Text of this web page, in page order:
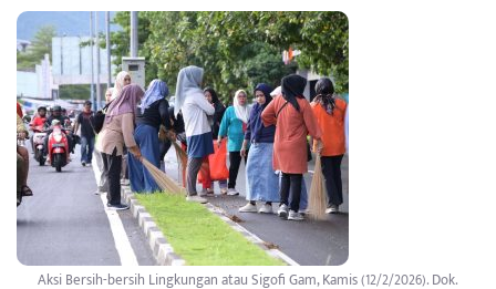
Aksi Bersih-bersih Lingkungan atau Sigofi Gam, Kamis (12/2/2026). Dok.